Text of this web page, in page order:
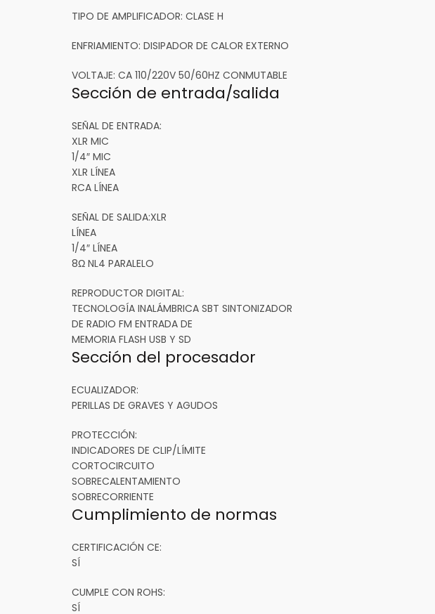
TIPO DE AMPLIFICADOR: CLASE H
ENFRIAMIENTO: DISIPADOR DE CALOR EXTERNO
VOLTAJE: CA 110/220V 50/60HZ CONMUTABLE
Sección de entrada/salida
SEÑAL DE ENTRADA:
​​XLR MIC
1/4″ MIC
XLR LÍNEA
RCA LÍNEA
SEÑAL DE SALIDA:​​XLR
LÍNEA
1/4″ LÍNEA
8Ω NL4 PARALELO
REPRODUCTOR DIGITAL:
TECNOLOGÍA INALÁMBRICA SBT SINTONIZADOR
DE RADIO FM ENTRADA DE
MEMORIA FLASH USB Y SD
Sección del procesador
ECUALIZADOR:
PERILLAS DE GRAVES Y AGUDOS
PROTECCIÓN:
INDICADORES DE CLIP/LÍMITE
CORTOCIRCUITO
SOBRECALENTAMIENTO
SOBRECORRIENTE
Cumplimiento de normas
CERTIFICACIÓN CE:
SÍ
CUMPLE CON ROHS:
SÍ